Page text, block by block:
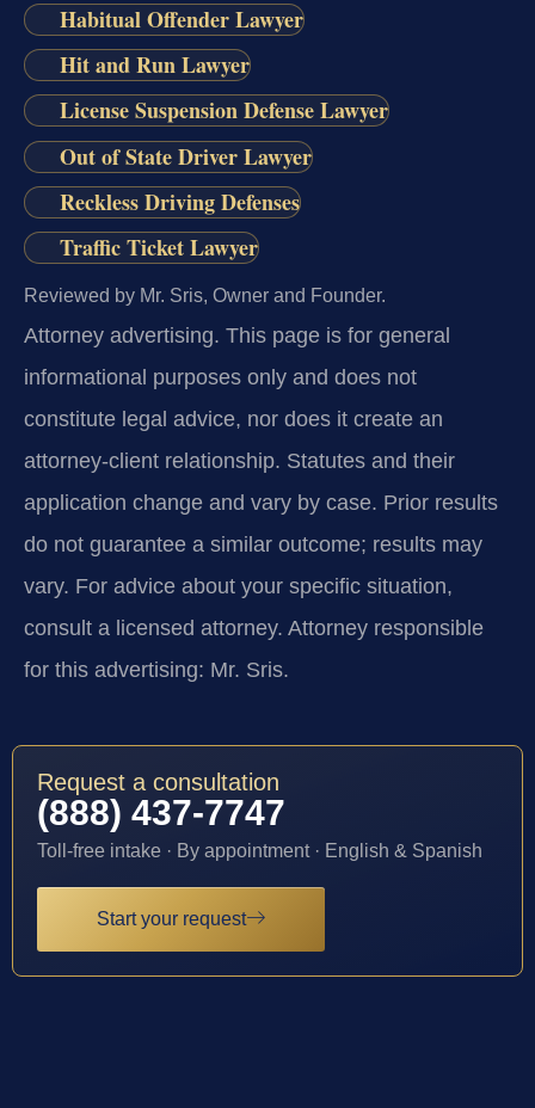
Habitual Offender Lawyer
Hit and Run Lawyer
License Suspension Defense Lawyer
Out of State Driver Lawyer
Reckless Driving Defenses
Traffic Ticket Lawyer
Reviewed by Mr. Sris, Owner and Founder.
Attorney advertising. This page is for general
informational purposes only and does not
constitute legal advice, nor does it create an
attorney-client relationship. Statutes and their
application change and vary by case. Prior results
do not guarantee a similar outcome; results may
vary. For advice about your specific situation,
consult a licensed attorney. Attorney responsible
for this advertising: Mr. Sris.
Request a consultation
(888) 437-7747
Toll-free intake · By appointment · English & Spanish
Start your request